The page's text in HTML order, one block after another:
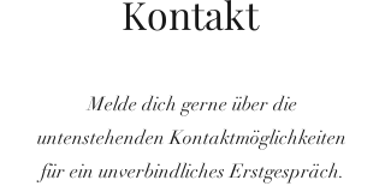
Kontakt
Melde dich gerne über die
untenstehenden Kontaktmöglichkeiten
für ein unverbindliches Erstgespräch.